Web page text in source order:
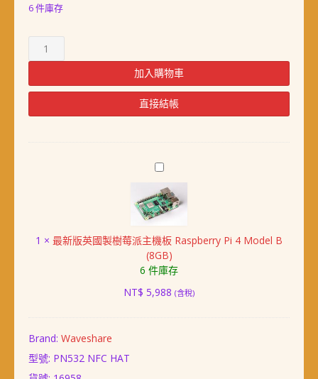
6 件庫存
莓
NFC/RFID
充
加入購物車
直接結帳
最
版
英
國
製
樹
莓
派
1 × 最新版英國製樹莓派主機板 Raspberry Pi 4 Model B
(8GB)
6 件庫存
NT$ 5,988 (含稅)
Brand: Waveshare
型號: PN532 NFC HAT